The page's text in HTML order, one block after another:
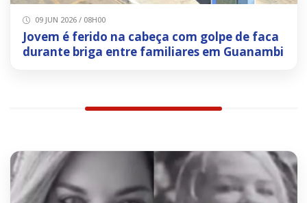
09 JUN 2026 / 08H00
Jovem é ferido na cabeça com golpe de faca
durante briga entre familiares em Guanambi